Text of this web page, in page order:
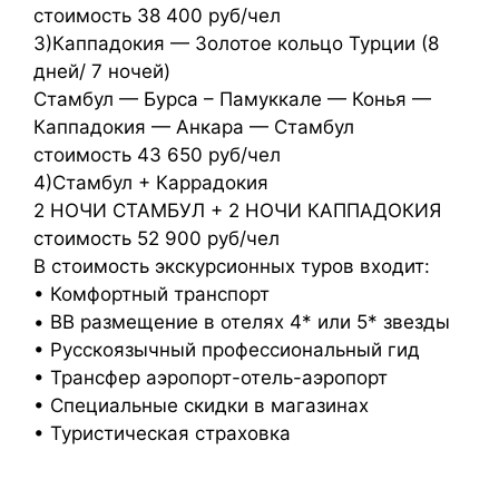
стоимость 38 400 руб/чел
3)Каппадокия — Золотое кольцо Турции (8
дней/ 7 ночей)
Стамбул — Бурса – Памуккале — Конья —
Каппадокия — Анкара — Стамбул
стоимость 43 650 руб/чел
4)Стамбул + Каррадокия
2 НОЧИ СТАМБУЛ + 2 НОЧИ КАППАДОКИЯ
стоимость 52 900 руб/чел
В стоимость экскурсионных туров входит:
• Комфортный транспорт
• BB размещение в отелях 4* или 5* звезды
• Русскоязычный профессиональный гид
• Трансфер аэропорт-отель-аэропорт
• Специальные скидки в магазинах
• Туристическая страховка